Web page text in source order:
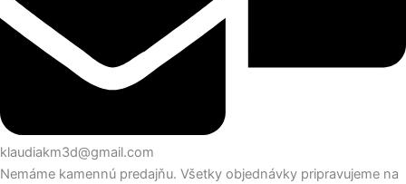
klaudiakm3d@gmail.com
Nemáme kamennú predajňu. Všetky objednávky pripravujeme na